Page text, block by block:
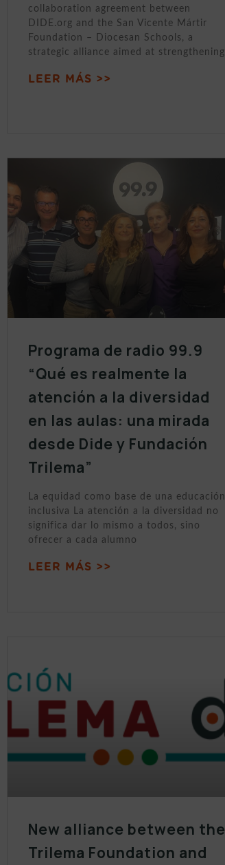
collaboration agreement between
DIDE.org and the San Vicente Mártir
Foundation – Diocesan Schools, a
strategic alliance aimed at strengthening
LEER MÁS >>
Programa de radio 99.9
“Qué es realmente la
atención a la diversidad
en las aulas: una mirada
desde Dide y Fundación
Trilema”
La equidad como base de una educación
inclusiva La atención a la diversidad no
significa dar lo mismo a todos, sino
ofrecer a cada alumno
LEER MÁS >>
New alliance between the
Trilema Foundation and